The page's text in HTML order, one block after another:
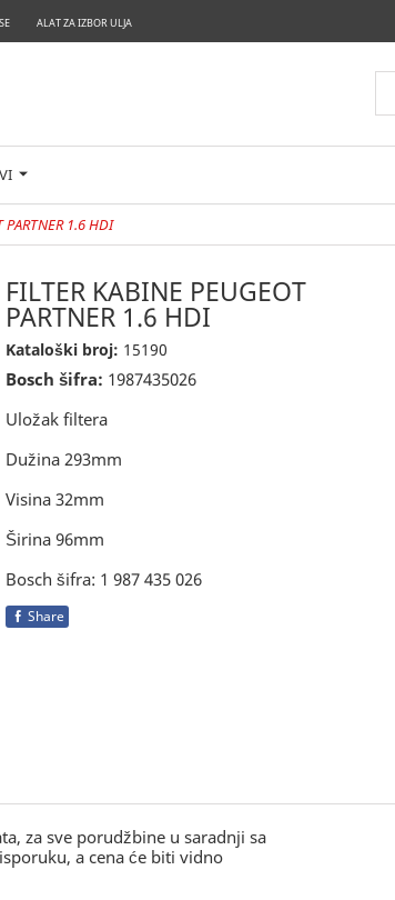
ALAT ZA IZBOR ULJA
PARTNER 1.6 HDI
FILTER KABINE PEUGEOT
PARTNER 1.6 HDI
Kataloški broj: 15190
Bosch šifra: 1987435026
Uložak filtera
Dužina 293mm
Visina 32mm
Širina 96mm
Bosch šifra: 1 987 435 026
Share
za sve porudžbine u saradnji sa
a cena će biti vidno